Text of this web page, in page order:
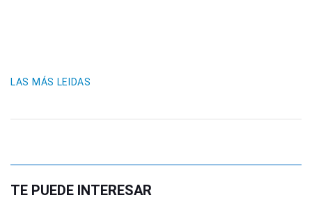
LAS MÁS LEIDAS
TE PUEDE INTERESAR